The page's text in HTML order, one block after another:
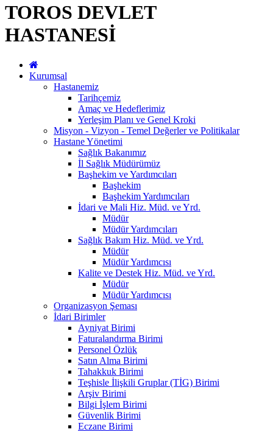
TOROS DEVLET
HASTANESİ
Kurumsal
Hastanemiz
Tarihçemiz
Amaç ve Hedeflerimiz
Yerleşim Planı ve Genel Kroki
Misyon - Vizyon - Temel Değerler ve Politikalar
Hastane Yönetimi
Sağlık Bakanımız
İl Sağlık Müdürümüz
Başhekim ve Yardımcıları
Başhekim
Başhekim Yardımcıları
İdari ve Mali Hiz. Müd. ve Yrd.
Müdür
Müdür Yardımcıları
Sağlık Bakım Hiz. Müd. ve Yrd.
Müdür
Müdür Yardımcısı
Kalite ve Destek Hiz. Müd. ve Yrd.
Müdür
Müdür Yardımcısı
Organizasyon Şeması
İdari Birimler
Ayniyat Birimi
Faturalandırma Birimi
Personel Özlük
Satın Alma Birimi
Tahakkuk Birimi
Teşhisle İlişkili Gruplar (TİG) Birimi
Arşiv Birimi
Bilgi İşlem Birimi
Güvenlik Birimi
Eczane Birimi